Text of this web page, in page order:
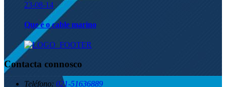
23-08-14
Que é o cable marino
Contacta connosco
Teléfono: 021-51636889